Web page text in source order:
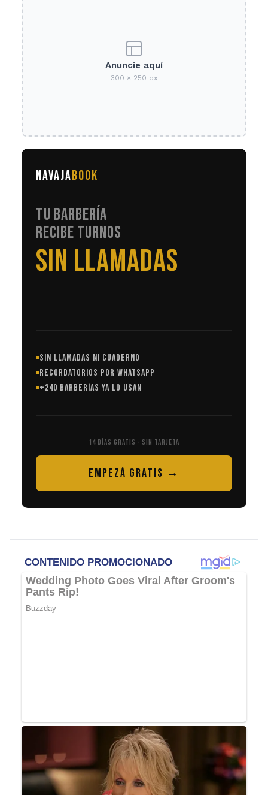
Anuncie aquí
300 × 250 px
NAVAJABOOK
TU BARBERÍA
RECIBE TURNOS
EN AUTOMÁTICO
SIN LLAMADAS NI CUADERNO
RECORDATORIOS POR WHATSAPP
+240 BARBERÍAS YA LO USAN
14 DÍAS GRATIS · SIN TARJETA
EMPEZÁ GRATIS →